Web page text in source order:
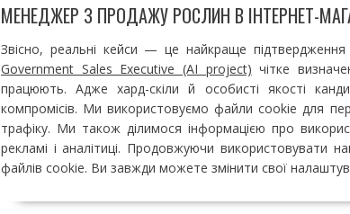
МЕНЕДЖЕР З ПРОДАЖУ РОСЛИН В ІНТЕРНЕТ-
Звісно, реальні кейси — це найкраще
Government Sales Executive (AI project) чітке
працюють. Адже хард-скіли й особисті якості
компромісів. Ми використовуємо файли cookie для
трафіку. Ми також ділимося інформацією про
рекламі і аналітиці. Продовжуючи використовувати
файлів cookie. Ви завжди можете змінити свої